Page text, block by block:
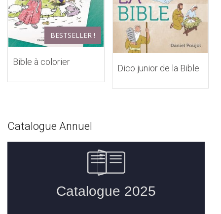
BESTSELLER !
Bible à colorier
Dico junior de la Bible
Catalogue Annuel